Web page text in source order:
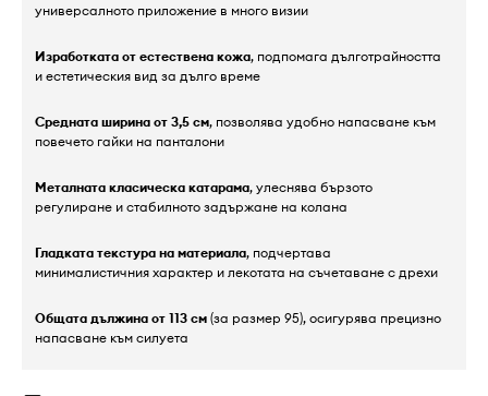
универсалното приложение в много визии
Изработката от естествена кожа, подпомага дълготрайността
и естетическия вид за дълго време
Средната ширина от 3,5 см, позволява удобно напасване към
повечето гайки на панталони
Металната класическа катарама, улеснява бързото
регулиране и стабилното задържане на колана
Гладката текстура на материала, подчертава
минималистичния характер и лекотата на съчетаване с дрехи
Общата дължина от 113 см (за размер 95), осигурява прецизно
напасване към силуета